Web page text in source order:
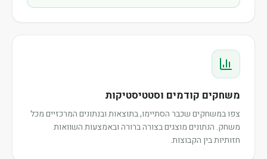
משחקים קודמים וסטטיסטיקות
צפו במשחקים שכבר הסתיימו, בתוצאות ובנתונים המרכזיים מכל
משחק. הנתונים מוצגים בצורה ברורה ובאמצעות השוואות
חזותיות בין הקבוצות.